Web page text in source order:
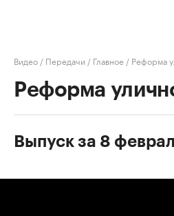
Видео / Передачи / Главное / Реформа
Реформа
Выпуск за 8